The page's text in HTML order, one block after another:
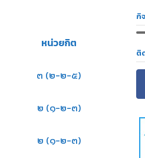
หน่วยกิต
๓ (๒-๒-๕)
๒ (๑-๒-๓)
๒ (๑-๒-๓)
กิ
ติ